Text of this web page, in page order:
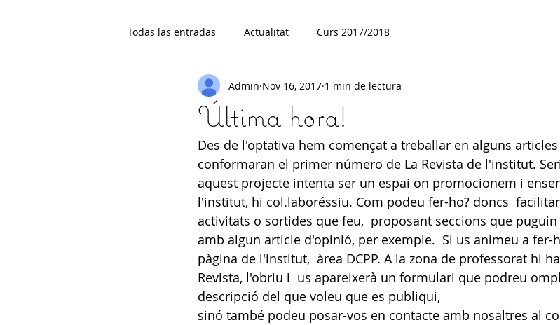
Todas las entradas Actualitat Curs 2017/2018
Última hora!
Admin Nov 16, 2017 1 min de lectura
Des de l'optativa hem començat a treballar en alguns
conformaran el primer número de La Revista de l'institut.
aquest projecte intenta ser un espai on promocionem i
l'institut, hi col.laboréssiu. Com podeu fer-ho? doncs
activitats o sortides que feu,  proposant seccions que
amb algun article d'opinió, per exemple.  Si us animeu a fer-
pàgina de l'institut,  àrea DCPP. A la zona de professorat hi
Revista, l'obriu i  us apareixerà un formulari que podreu
descripció del que voleu que es publiqui,
sinó també podeu posar-vos en contacte amb nosaltres al